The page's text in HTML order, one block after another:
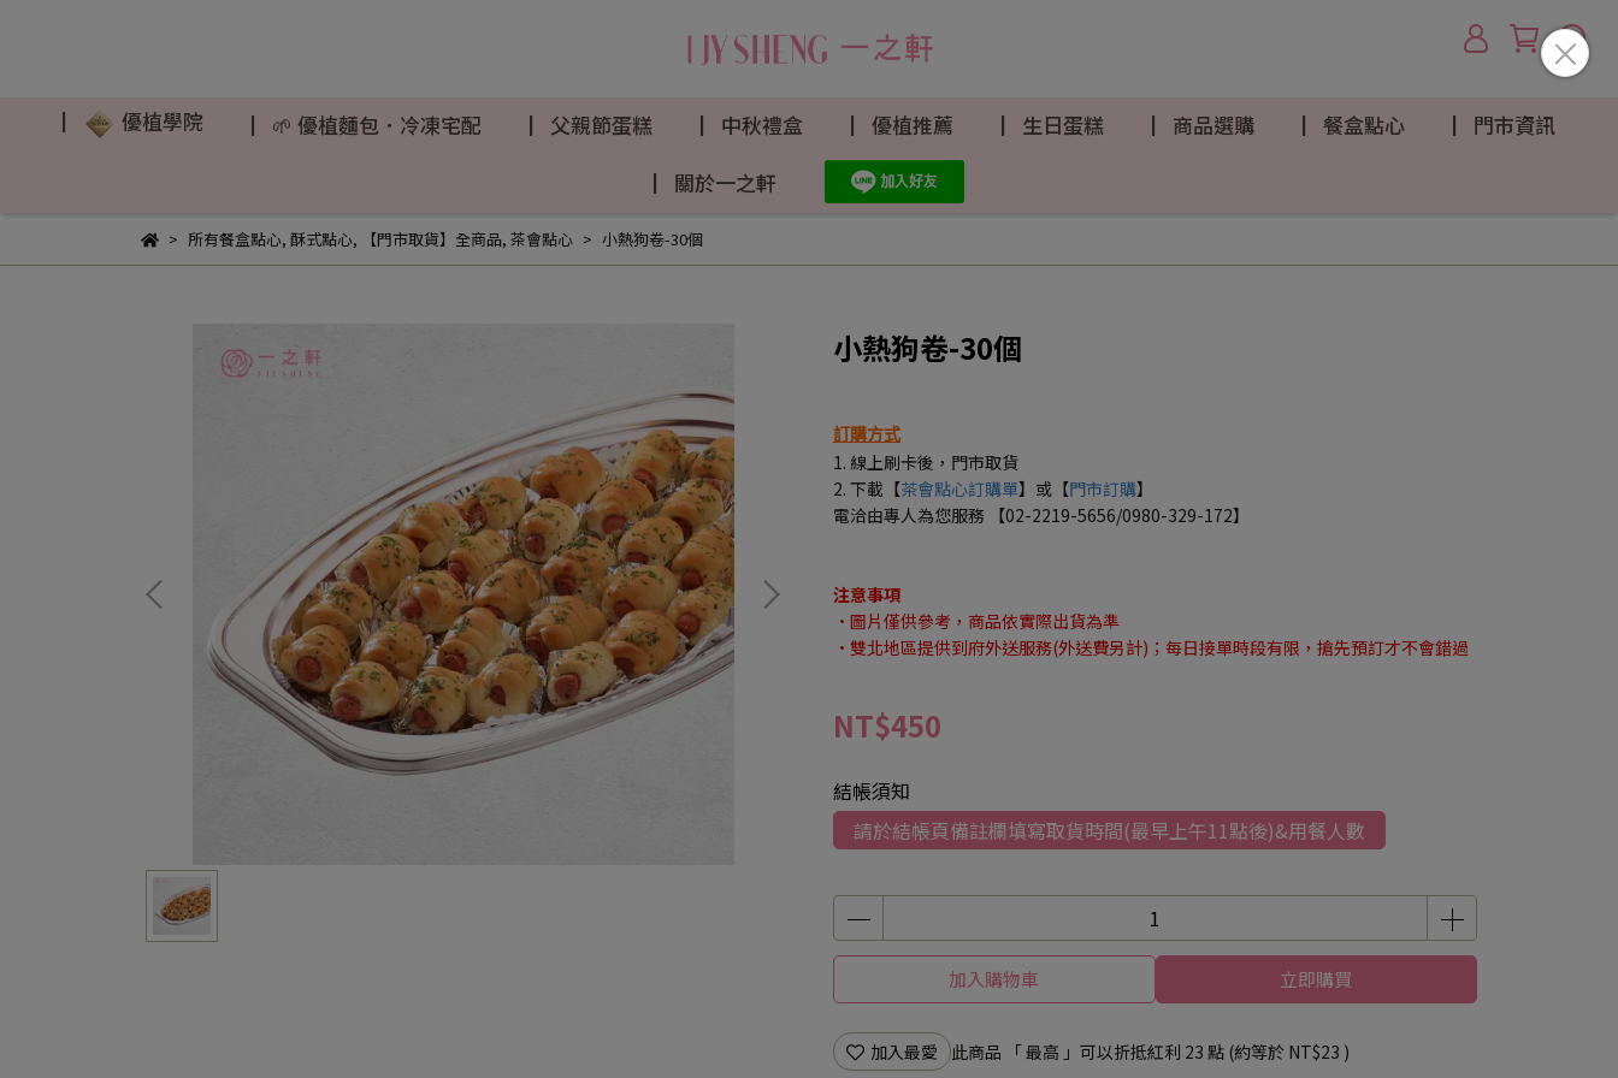
▏ 優植學院 ▏🌱 優植麵包．冷凍宅配 ▏父親節蛋糕 ▏中秋禮盒 ▏優植推薦 ▏生日蛋糕 ▏商品選購 ▏餐盒點心
▏門市資訊
▏關於一之軒
所有餐盒點心, 酥式點心, 【門市取貨】全商品, 茶會點心 小熱狗卷-30個
小熱狗卷-30個
訂購方式
1. 線上刷卡後，門市取貨
2. 下載【茶會點心訂購單】或【門市訂購】
電洽由專人為您服務 【02-2219-5656/0980-329-172】
注意事項
·圖片僅供參考，商品依實際出貨為準
·雙北地區提供到府外送服務(外送費另計)；每日接單時段有限，搶先預訂才不會錯過
NT$450
結帳須知
請於結帳頁備註欄填寫取貨時間(最早上午11點後)&用餐人數
加入購物車 立即購買
加入最愛 此商品 「 最高 」可以折抵紅利 23 點 (約等於 NT$23 )